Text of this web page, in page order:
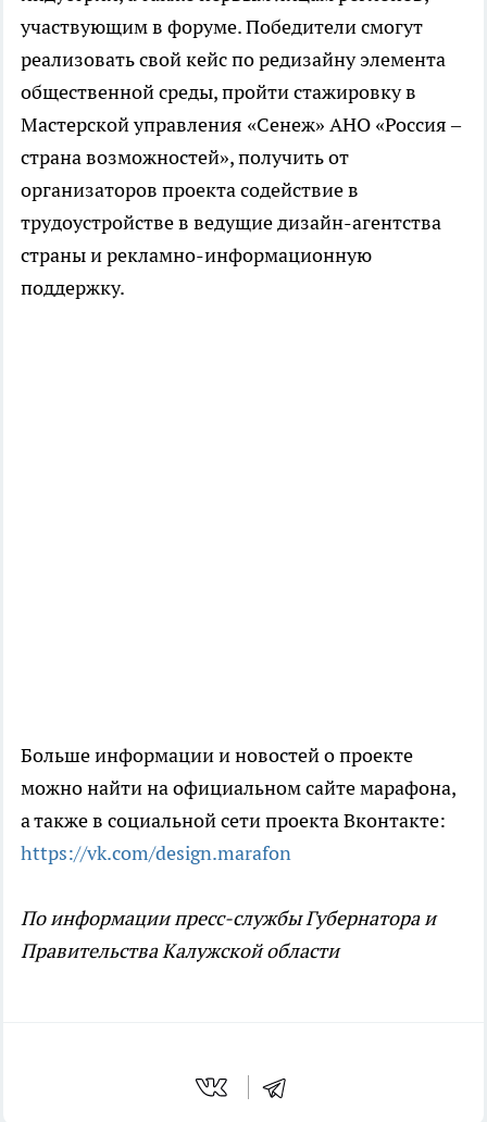
участвующим в форуме. Победители смогут
реализовать свой кейс по редизайну элемента
общественной среды, пройти стажировку в
Мастерской управления «Сенеж» АНО «Россия –
страна возможностей», получить от
организаторов проекта содействие в
трудоустройстве в ведущие дизайн-агентства
страны и рекламно-информационную
поддержку.
Больше информации и новостей о проекте
можно найти на официальном сайте марафона,
а также в социальной сети проекта Вконтакте:
https://vk.com/design.marafon
По информации пресс-службы Губернатора и
Правительства Калужской области